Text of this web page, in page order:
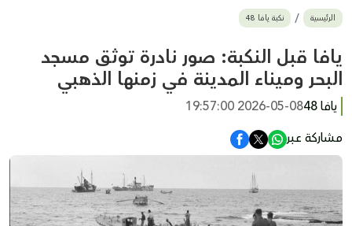
بيع وشراء
أخبار القدس
وفيات
المزيد
ارسل خبر
الرئيسية نكبة يافا 48
يافا قبل النكبة: صور نادرة توثق مسجد
البحر وميناء المدينة في زمنها الذهبي
يافا 48
2026-05-08 19:57:00
مشاركة عبر